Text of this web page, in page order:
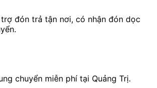
đón trả tận nơi, có nhận đón dọc
chuyển miễn phí tại Quảng Trị.